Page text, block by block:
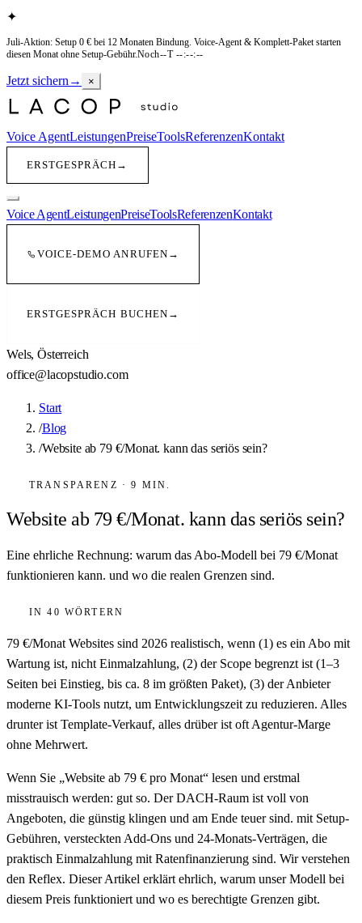
✦
Juli-Aktion: Setup 0 € bei 12 Monaten Bindung. Voice-Agent & Komplett-Paket starten
diesen Monat ohne Setup-Gebühr.Noch--T --:--:--
Jetzt sichern → ×
Voice AgentLeistungenPreiseToolsReferenzenKontakt
ERSTGESPRÄCH →
Voice AgentLeistungenPreiseToolsReferenzenKontakt
VOICE-DEMO ANRUFEN →
ERSTGESPRÄCH BUCHEN →
Wels,Österreich
office@lacopstudio.com
Start
/Blog
/Website ab 79 €/Monat. kann das seriös sein?
TRANSPARENZ · 9 MIN.
Website ab 79 €/Monat. kann das seriös sein?
Eine ehrliche Rechnung: warum das Abo-Modell bei 79 €/Monat
funktionieren kann. und wo die realen Grenzen sind.
IN 40 WÖRTERN
79 €/Monat Websites sind 2026 realistisch, wenn (1) es ein Abo mit
Wartung ist, nicht Einmalzahlung, (2) der Scope begrenzt ist (1–3
Seiten bei Einstieg, bis ca. 8 im größten Paket), (3) der Anbieter
moderne KI-Tools nutzt, um Entwicklungszeit zu reduzieren. Alles
drunter ist Template-Verkauf, alles drüber ist oft Agentur-Marge
ohne Mehrwert.
Wenn Sie „Website ab 79 € pro Monat“ lesen und erstmal
misstrauisch werden: gut so. Der DACH-Raum ist voll von
Angeboten, die günstig klingen und am Ende teuer sind. mit Setup-
Gebühren, versteckten Add-Ons und 24-Monats-Verträgen, die
praktisch Einmalzahlung mit Ratenfinanzierung sind. Wir verstehen
den Reflex. Dieser Artikel erklärt ehrlich, warum unser Modell bei
diesem Preis funktioniert und wo es berechtigte Grenzen gibt.